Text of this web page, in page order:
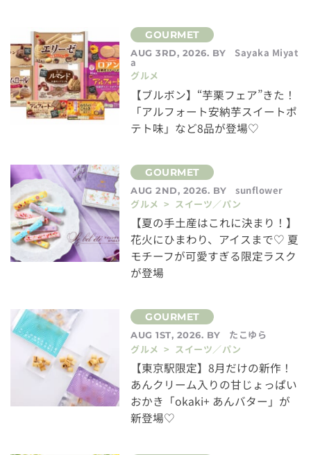
AUG 3RD, 2026. BY Sayaka Miyat
a
グルメ
【ブルボン】“芋栗フェア”きた！
「アルフォート安納芋スイートポ
テト味」など8品が登場♡
AUG 2ND, 2026. BY
sunflower
グルメ > スイーツ／パン
【夏の手土産はこれに決まり！】
花火にひまわり、アイスまで♡ 夏
モチーフが可愛すぎる限定ラスク
が登場
AUG 1ST, 2026. BY
たこゆら
グルメ > スイーツ／パン
【東京駅限定】8月だけの新作！
あんクリーム入りの甘じょっぱい
おかき「okaki+ あんバター」が
新登場♡